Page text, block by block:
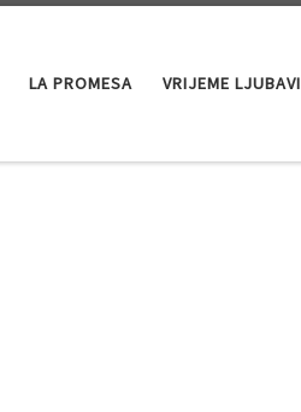
LA PROMESA VRIJEME LJUBAVI